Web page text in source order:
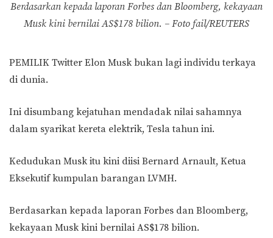
Berdasarkan kepada laporan Forbes dan Bloomberg, kekayaan
Musk kini bernilai AS$178 bilion. – Foto fail/REUTERS
PEMILIK Twitter Elon Musk bukan lagi individu terkaya
di dunia.
Ini disumbang kejatuhan mendadak nilai sahamnya
dalam syarikat kereta elektrik, Tesla tahun ini.
Kedudukan Musk itu kini diisi Bernard Arnault, Ketua
Eksekutif kumpulan barangan LVMH.
Berdasarkan kepada laporan Forbes dan Bloomberg,
kekayaan Musk kini bernilai AS$178 bilion.